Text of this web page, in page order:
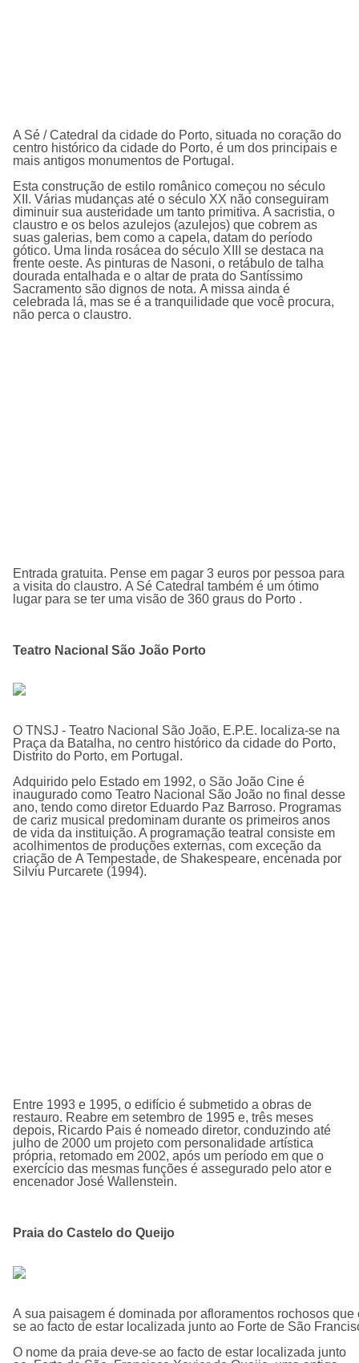
A Sé / Catedral da cidade do Porto, situada no coração do
centro histórico da cidade do Porto, é um dos principais e
mais antigos monumentos de Portugal.
Esta construção de estilo românico começou no século
XII. Várias mudanças até o século XX não conseguiram
diminuir sua austeridade um tanto primitiva. A sacristia, o
claustro e os belos azulejos (azulejos) que cobrem as
suas galerias, bem como a capela, datam do período
gótico. Uma linda rosácea do século XIII se destaca na
frente oeste. As pinturas de Nasoni, o retábulo de talha
dourada entalhada e o altar de prata do Santíssimo
Sacramento são dignos de nota. A missa ainda é
celebrada lá, mas se é a tranquilidade que você procura,
não perca o claustro.
Entrada gratuita. Pense em pagar 3 euros por pessoa para
a visita do claustro. A Sé Catedral também é um ótimo
lugar para se ter uma visão de 360 graus do Porto .
Teatro Nacional São João Porto
O TNSJ - Teatro Nacional São João, E.P.E. localiza-se na
Praça da Batalha, no centro histórico da cidade do Porto,
Distrito do Porto, em Portugal.
Adquirido pelo Estado em 1992, o São João Cine é
inaugurado como Teatro Nacional São João no final desse
ano, tendo como diretor Eduardo Paz Barroso. Programas
de cariz musical predominam durante os primeiros anos
de vida da instituição. A programação teatral consiste em
acolhimentos de produções externas, com exceção da
criação de A Tempestade, de Shakespeare, encenada por
Silviu Purcarete (1994).
Entre 1993 e 1995, o edifício é submetido a obras de
restauro. Reabre em setembro de 1995 e, três meses
depois, Ricardo Pais é nomeado diretor, conduzindo até
julho de 2000 um projeto com personalidade artística
própria, retomado em 2002, após um período em que o
exercício das mesmas funções é assegurado pelo ator e
encenador José Wallenstein.
Praia do Castelo do Queijo
A sua paisagem é dominada por afloramentos rochosos
se ao facto de estar localizada junto ao Forte de São
O nome da praia deve-se ao facto de estar localizada junto